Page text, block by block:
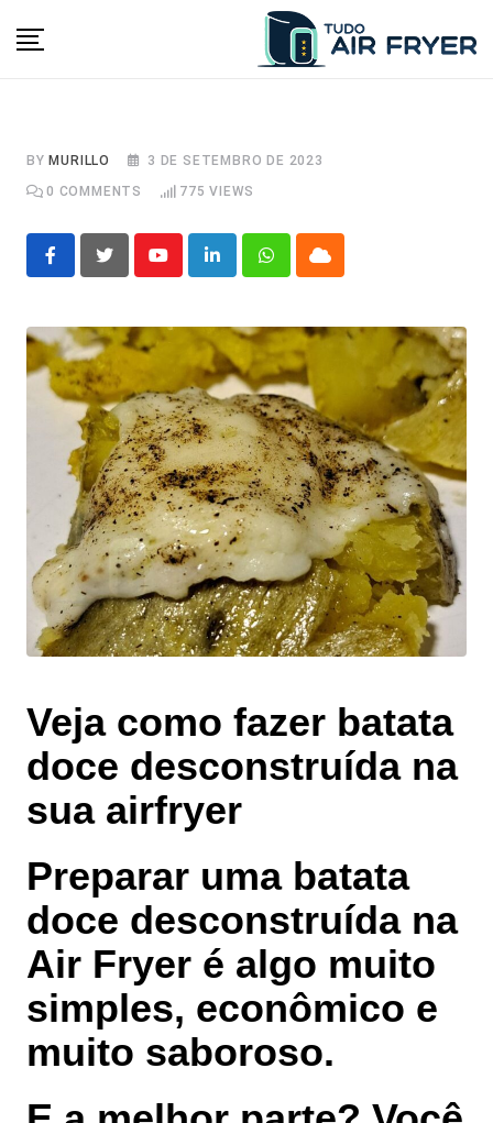
BY MURILLO
3 DE SETEMBRO DE 2023
0 COMMENTS 775 VIEWS
YoutubeLinkedInWhatsappCloud
Veja como fazer batata
doce desconstruída na
sua airfryer
Preparar uma batata
doce desconstruída na
Air Fryer é algo muito
simples, econômico e
muito saboroso.